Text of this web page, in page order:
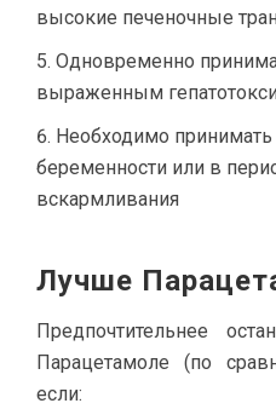
высокие печеночные
Одновременно
выраженным
Необходимо принимать
беременности или в
вскармливания
Лучше
Предпочтительнее
Парацетамоле (по
если: